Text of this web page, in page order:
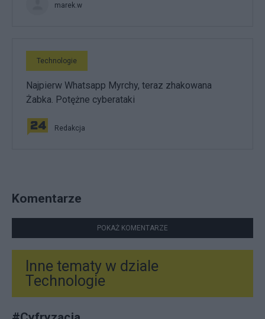
marek.w
Technologie
Najpierw Whatsapp Myrchy, teraz zhakowana
Żabka. Potężne cyberataki
Redakcja
Komentarze
POKAŻ KOMENTARZE
Inne tematy w dziale
Technologie